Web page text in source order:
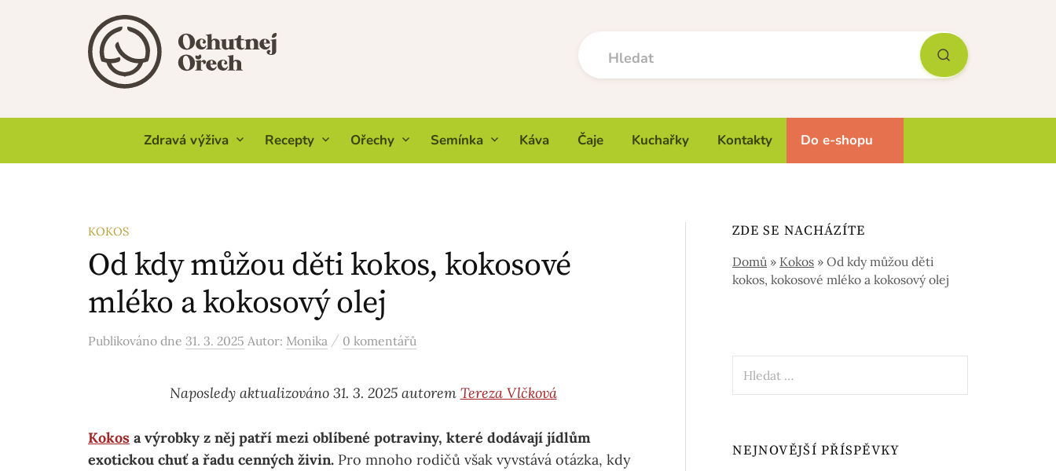
Zdravá výživa Recepty Ořechy Semínka Káva Čaje Kuchařky Kontakty Do e-shopu
KOKOS
Od kdy můžou děti kokos, kokosové
mléko a kokosový olej
Publikováno dne 31. 3. 2025 Autor: Monika / 0 komentářů
Naposledy aktualizováno 31. 3. 2025 autorem Tereza Vlčková
Kokos a výrobky z něj patří mezi oblíbené potraviny, které dodávají jídlům
exotickou chuť a řadu cenných živin. Pro mnoho rodičů však vyvstává otázka, kdy
ZDE SE NACHÁZÍTE
Domů » Kokos »Od kdy můžou děti
kokos, kokosové mléko a kokosový olej
NEJNOVĚJŠÍ PŘÍSPĚVKY